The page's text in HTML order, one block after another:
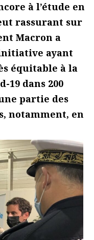
à l’étude en
rassurant sur
Macron a
ayant
équitable à la
19 dans 200
partie des
notamment, en